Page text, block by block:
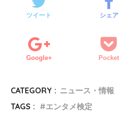
ツイート シェア
Google+ Pocket
CATEGORY : ニュース・情報
TAGS :
エンタメ検定